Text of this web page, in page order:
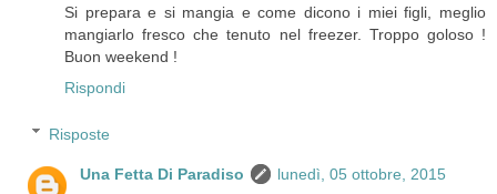
Si prepara e si mangia e come dicono i miei figli, meglio
mangiarlo fresco che tenuto nel freezer. Troppo goloso !
Buon weekend !
Rispondi
Risposte
Una Fetta Di Paradiso
lunedì, 05 ottobre, 2015